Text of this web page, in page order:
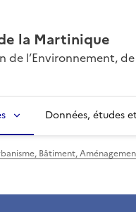
la Martinique
de l’Environnement,
Données, études
Bâtiment,